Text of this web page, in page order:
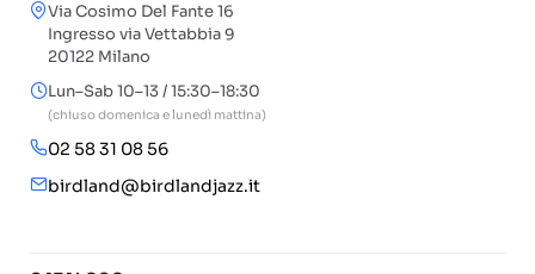
Via Cosimo Del Fante 16
Ingresso via Vettabbia 9
20122 Milano
Lun–Sab 10–13 / 15:30–18:30
(chiuso domenica e lunedì mattina)
02 58 31 08 56
birdland@birdlandjazz.it